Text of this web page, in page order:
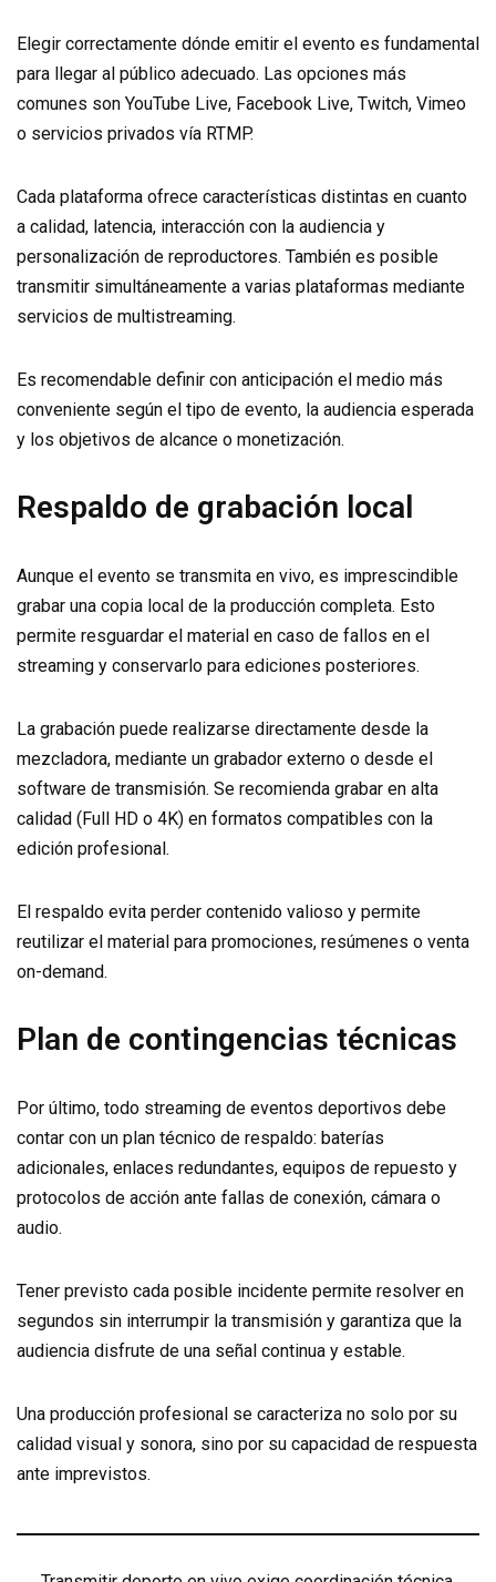
Elegir correctamente dónde emitir el evento es fundamental
para llegar al público adecuado. Las opciones más
comunes son YouTube Live, Facebook Live, Twitch, Vimeo
o servicios privados vía RTMP.
Cada plataforma ofrece características distintas en cuanto
a calidad, latencia, interacción con la audiencia y
personalización de reproductores. También es posible
transmitir simultáneamente a varias plataformas mediante
servicios de multistreaming.
Es recomendable definir con anticipación el medio más
conveniente según el tipo de evento, la audiencia esperada
y los objetivos de alcance o monetización.
Respaldo de grabación local
Aunque el evento se transmita en vivo, es imprescindible
grabar una copia local de la producción completa. Esto
permite resguardar el material en caso de fallos en el
streaming y conservarlo para ediciones posteriores.
La grabación puede realizarse directamente desde la
mezcladora, mediante un grabador externo o desde el
software de transmisión. Se recomienda grabar en alta
calidad (Full HD o 4K) en formatos compatibles con la
edición profesional.
El respaldo evita perder contenido valioso y permite
reutilizar el material para promociones, resúmenes o venta
on-demand.
Plan de contingencias técnicas
Por último, todo streaming de eventos deportivos debe
contar con un plan técnico de respaldo: baterías
adicionales, enlaces redundantes, equipos de repuesto y
protocolos de acción ante fallas de conexión, cámara o
audio.
Tener previsto cada posible incidente permite resolver en
segundos sin interrumpir la transmisión y garantiza que la
audiencia disfrute de una señal continua y estable.
Una producción profesional se caracteriza no solo por su
calidad visual y sonora, sino por su capacidad de respuesta
ante imprevistos.